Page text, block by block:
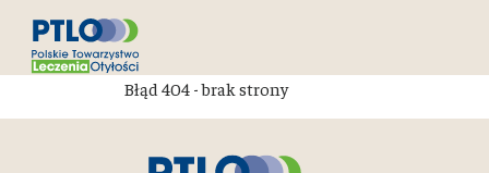
Błąd 404 - brak strony